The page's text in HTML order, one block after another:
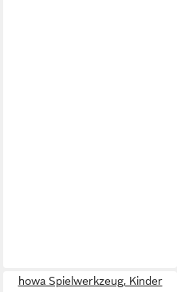
howa Spielwerkzeug, Kinder